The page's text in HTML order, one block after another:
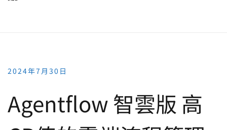
2024年7月30日
Agentflow 智雲版 高